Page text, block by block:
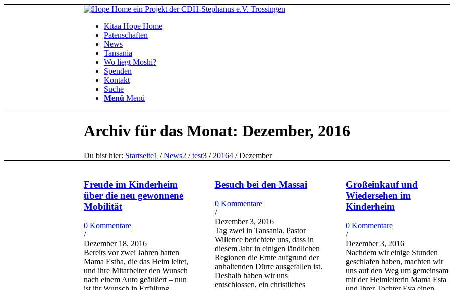
Kitaa Hope Home
Patenschaften
News
Tansania
Wo liegt Moshi?
Spenden
Kontakt
Suche
Menü Menü
Archiv für das Monat: Dezember, 2016
Du bist hier: Startseite1 / News2 / test3 / 20164 / Dezember
Freude im Kinderheim
über die neu gewonnene
Mobilität
0 Kommentare
/
Dezember 18, 2016
Bereits vor zwei Jahren hatten
Mama Estha, die das Heim leitet,
und ihre Mitarbeiter den Wunsch
nach einem Auto geäußert – nun
Besuch bei den Massai
0 Kommentare
/
Dezember 3, 2016
Tag zwei in Tansania. Pastor
Willence berichtete uns, dass in
diesem Jahr in einigen ländlichen
Regionen die Ernte aufgrund der
anhaltenden Dürre ausgefallen ist.
Deshalb haben wir uns
entschlossen, ein christliches
Großeinkauf und
Wiedersehen im
Kinderheim
0 Kommentare
/
Dezember 3, 2016
Nachdem wir einige Stunden
geschlafen haben, machten wir
uns auf den Weg um gemeinsam
mit der Heimleiterin Mama Esta